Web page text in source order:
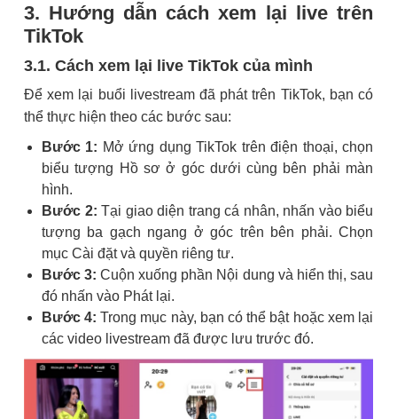
3. Hướng dẫn cách xem lại live trên
TikTok
3.1. Cách xem lại live TikTok của mình
Để xem lại buổi livestream đã phát trên TikTok, bạn có
thể thực hiện theo các bước sau:
Bước 1: Mở ứng dụng TikTok trên điện thoại, chọn
biểu tượng Hồ sơ ở góc dưới cùng bên phải màn
hình.
Bước 2: Tại giao diện trang cá nhân, nhấn vào biểu
tượng ba gạch ngang ở góc trên bên phải. Chọn
mục Cài đặt và quyền riêng tư.
Bước 3: Cuộn xuống phần Nội dung và hiển thị, sau
đó nhấn vào Phát lại.
Bước 4: Trong mục này, bạn có thể bật hoặc xem lại
các video livestream đã được lưu trước đó.